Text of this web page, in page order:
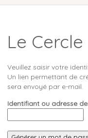
Le
Veuillez saisir votre
Un lien permettant de
sera envoyé par e-mail.
Identifiant ou adresse